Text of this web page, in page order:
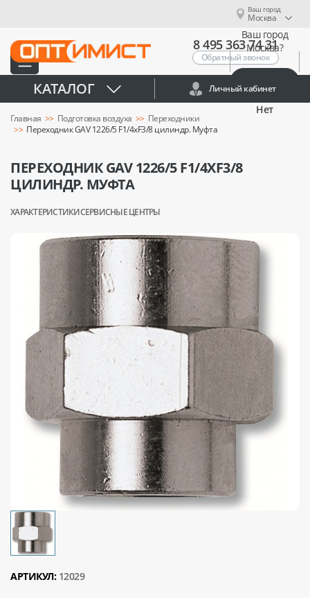
Ваш город
Москва
Ваш город
Москва?
Нет
8 495 363 74 31
Обратный звонок
КАТАЛОГ Личный кабинет
Главная Подготовка воздуха
Переходники
Переходник GAV 1226/5 F1/4xF3/8 цилиндр. Муфта
ПЕРЕХОДНИК GAV 1226/5 F1/4XF3/8
ЦИЛИНДР. МУФТА
ХАРАКТЕРИСТИКИСЕРВИСНЫЕ ЦЕНТРЫ
АРТИКУЛ: 12029